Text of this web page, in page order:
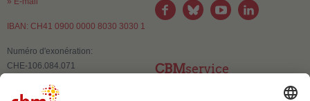
IBAN: CH41 0900 0000 8030 3030 1
Numéro d'exonération:
CHE-106.084.071
CBMservice